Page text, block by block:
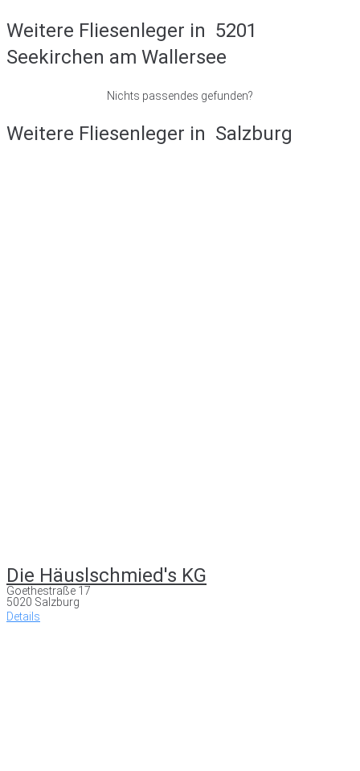
Weitere Fliesenleger in 5201
Seekirchen am Wallersee
Nichts passendes gefunden?
Weitere Fliesenleger in Salzburg
Die Häuslschmied's KG
Goethestraße 17
5020 Salzburg
Details